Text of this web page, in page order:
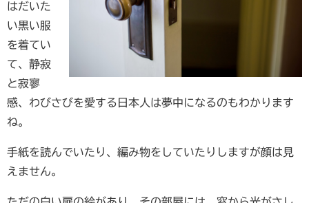
はだいた
い黒い服
を着てい
て、静寂
と寂寥
感、わびさびを愛する日本人は夢中になるのもわかります
ね。
手紙を読んでいたり、編み物をしていたりしますが顔は見
えません。